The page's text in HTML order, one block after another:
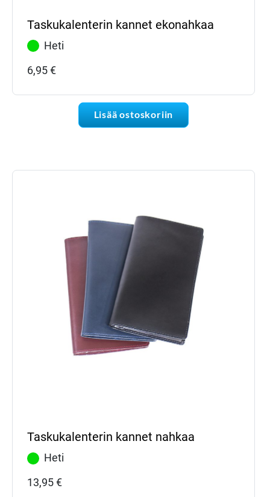
Taskukalenterin kannet ekonahkaa
Heti
6,95€
Lisää ostoskoriin
Taskukalenterin kannet nahkaa
Heti
13,95€